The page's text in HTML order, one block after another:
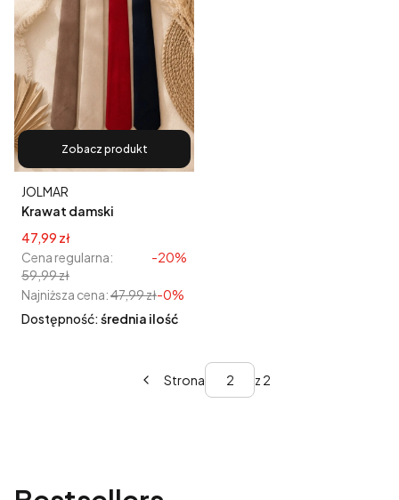
Zobacz produkt
Krawat damski
Producent
JOLMAR
Cena promocyjna
47,99 zł
Cena regularna:
59,99 zł
-20%
Najniższa cena:47,99 zł-0%
Dostępność: średnia ilość
Strona z 2